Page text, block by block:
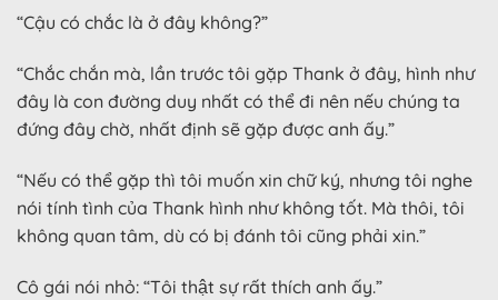
“Cậu có chắc là ở đây không?”
“Chắc chắn mà, lần trước tôi gặp Thank ở đây, hình như
đây là con đường duy nhất có thể đi nên nếu chúng ta
đứng đây chờ, nhất định sẽ gặp được anh ấy.”
“Nếu có thể gặp thì tôi muốn xin chữ ký, nhưng tôi nghe
nói tính tình của Thank hình như không tốt. Mà thôi, tôi
không quan tâm, dù có bị đánh tôi cũng phải xin.”
Cô gái nói nhỏ: “Tôi thật sự rất thích anh ấy.”